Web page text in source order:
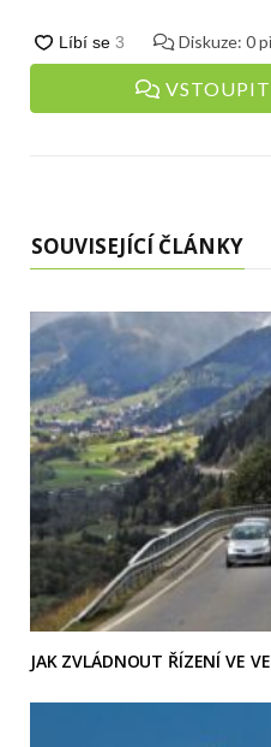
Diskuze: 0
SOUVISEJÍCÍ ČLÁNKY
JAK ZVLÁDNOUT ŘÍZENÍ VE